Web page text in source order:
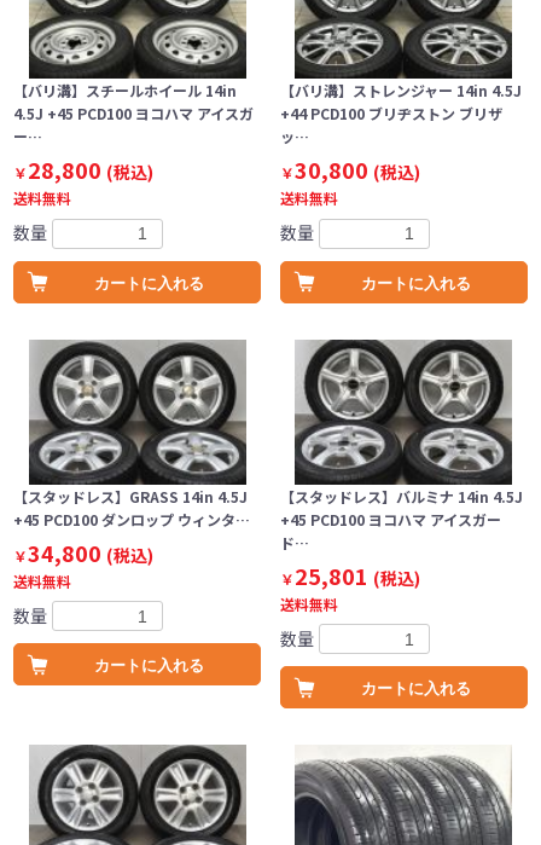
【バリ溝】スチールホイール 14in
4.5J +45 PCD100 ヨコハマ アイスガ
ー…
￥28,800 (税込)
送料無料
数量
カートに入れる
【バリ溝】ストレンジャー 14in 4.5J
+44 PCD100 ブリヂストン ブリザ
ッ…
￥30,800 (税込)
送料無料
数量
カートに入れる
【スタッドレス】GRASS 14in 4.5J
+45 PCD100 ダンロップ ウィンタ…
￥34,800 (税込)
送料無料
数量
カートに入れる
【スタッドレス】バルミナ 14in 4.5J
+45 PCD100 ヨコハマ アイスガー
ド…
￥25,801 (税込)
送料無料
数量
カートに入れる